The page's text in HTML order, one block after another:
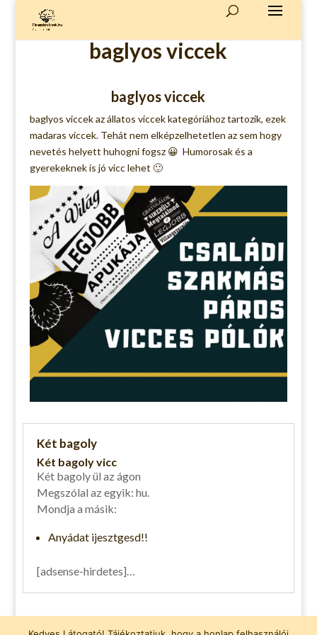
baglyos viccek
baglyos viccek
baglyos viccek azállatos viccekkategóriához tartozik, ezek
madaras viccek. Tehát nem elképzelhetetlen az sem hogy
nevetés helyett huhogni fogsz 😀 Humorosak és a
gyerekeknek is jó vicc lehet 🙂
Két bagoly
Két bagoly vicc
Két bagoly ül az ágon
Megszólal az egyik: hu.
Mondja a másik:
Anyádat ijesztgesd!!
[adsense-hirdetes]…